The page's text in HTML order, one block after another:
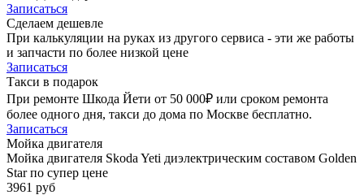
Записаться
Сделаем дешевле
При калькуляции на руках из другого сервиса - эти же работы
и запчасти по более низкой цене
Записаться
Такси в подарок
При ремонте Шкода Йети от 50 000₽ или сроком ремонта
более одного дня, такси до дома по Москве бесплатно.
Записаться
Мойка двигателя
Мойка двигателя Skoda Yeti диэлектрическим составом Golden
Star по супер цене
3961 руб